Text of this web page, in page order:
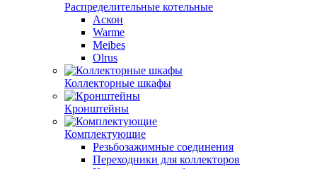
Распределительные котельные
Аскон
Warme
Meibes
Olrus
Коллекторные шкафы
Кронштейны
Комплектующие
Резьбозажимные соединения
Переходники для коллекторов